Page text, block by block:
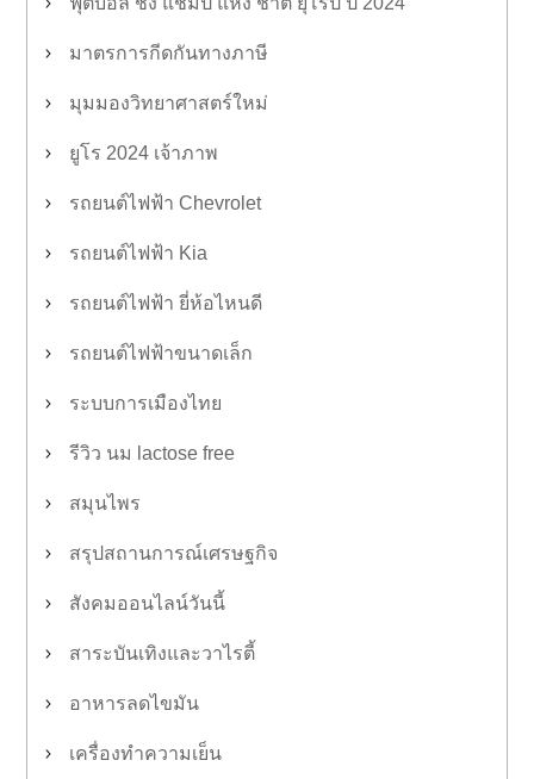
มาตรการกีดกันทางภาษี
มุมมองวิทยาศาสตร์ใหม่
ยูโร 2024 เจ้าภาพ
รถยนต์ไฟฟ้า Chevrolet
รถยนต์ไฟฟ้า Kia
รถยนต์ไฟฟ้า ยี่ห้อไหนดี
รถยนต์ไฟฟ้าขนาดเล็ก
ระบบการเมืองไทย
รีวิว นม lactose free
สมุนไพร
สรุปสถานการณ์เศรษฐกิจ
สังคมออนไลน์วันนี้
สาระบันเทิงและวาไรตี้
อาหารลดไขมัน
เครื่องทำความเย็น